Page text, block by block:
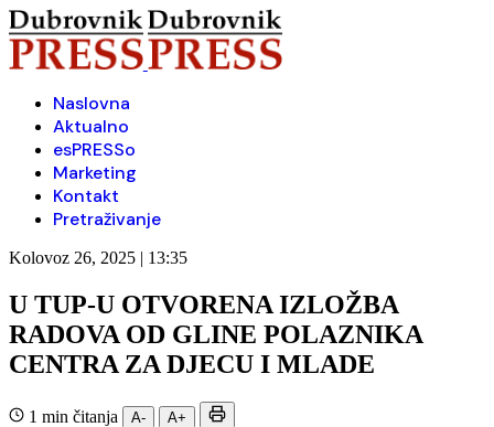
Naslovna
Aktualno
esPRESSo
Marketing
Kontakt
Pretraživanje
Kolovoz 26, 2025 | 13:35
U TUP-U OTVORENA IZLOŽBA
RADOVA OD GLINE POLAZNIKA
CENTRA ZA DJECU I MLADE
1 min čitanja A- A+